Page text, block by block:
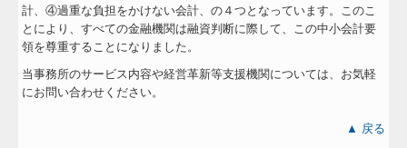
計、④過重な負担をかけない会計、の４つとなっています。このこ
とにより、すべての金融機関は融資判断に際して、この中小会計要
領を尊重することになりました。
当事務所のサービス内容や経営革新等支援機関については、お気軽
にお問い合わせください。
▲ 戻る